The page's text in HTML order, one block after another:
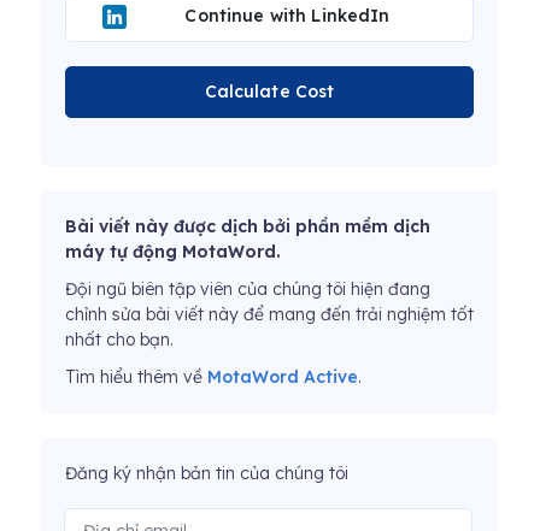
Continue with LinkedIn
Calculate Cost
Bài viết này được dịch bởi phần mềm dịch
máy tự động MotaWord.
Đội ngũ biên tập viên của chúng tôi hiện đang
chỉnh sửa bài viết này để mang đến trải nghiệm tốt
nhất cho bạn.
Tìm hiểu thêm về MotaWord Active.
Đăng ký nhận bản tin của chúng tôi